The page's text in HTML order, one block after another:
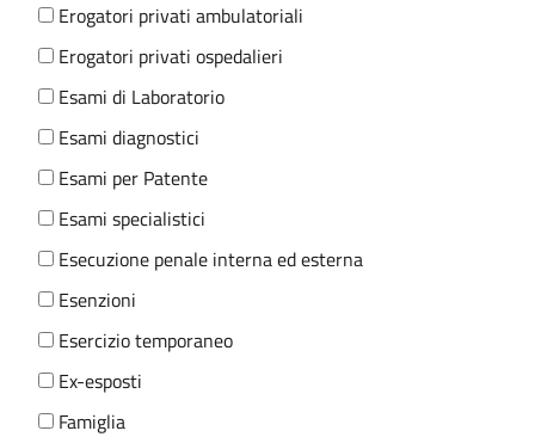
Erogatori privati ambulatoriali
Erogatori privati ospedalieri
Esami di Laboratorio
Esami diagnostici
Esami per Patente
Esami specialistici
Esecuzione penale interna ed esterna
Esenzioni
Esercizio temporaneo
Ex-esposti
Famiglia